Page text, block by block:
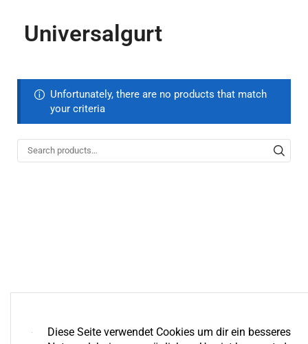
Universalgurt
Unfortunately, there are no products that match
your criteria
Diese Seite verwendet Cookies um dir ein besseres